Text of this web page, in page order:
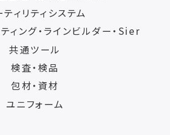
ィリティシステム
ィング・ラインビルダー・Sier
共通ツール
検査・検品
包材・資材
ユニフォーム